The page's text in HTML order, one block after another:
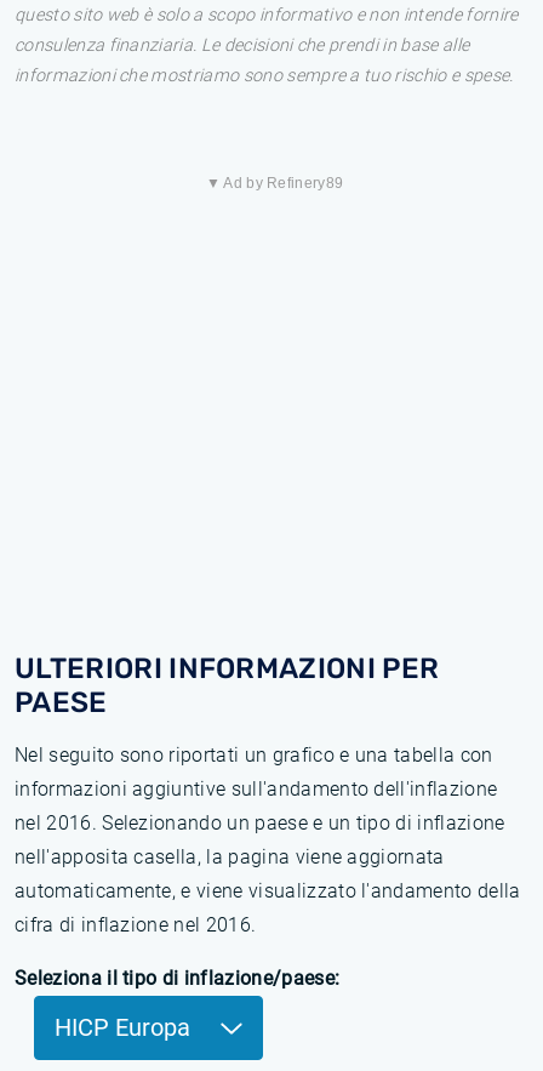
questo sito web è solo a scopo informativo e non intende fornire
consulenza finanziaria. Le decisioni che prendi in base alle
informazioni che mostriamo sono sempre a tuo rischio e spese.
▼ Ad by Refinery89
ULTERIORI INFORMAZIONI PER
PAESE
Nel seguito sono riportati un grafico e una tabella con
informazioni aggiuntive sull'andamento dell'inflazione
nel 2016. Selezionando un paese e un tipo di inflazione
nell'apposita casella, la pagina viene aggiornata
automaticamente, e viene visualizzato l'andamento della
cifra di inflazione nel 2016.
Seleziona il tipo di inflazione/paese:
HICP Europa